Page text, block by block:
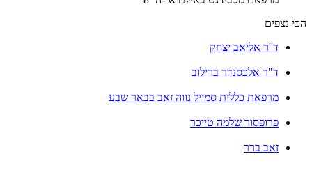
נצפים
ד''ר אליאב יצחק
ד"ר אלכסנדר ברילוב
מרפאת כללית סמייל נווה זאב בבאר שבע
פרופסור שלמה טייכר
זאב ברר